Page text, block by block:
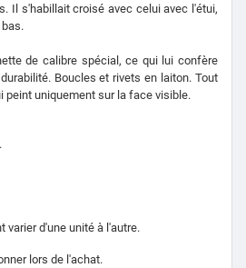
Il s'habillait croisé avec celui avec l'étui,
de calibre spécial, ce qui lui confère
Boucles et rivets en laiton. Tout
peint uniquement sur la face visible.
varier d'une unité à l'autre.
lors de l'achat.